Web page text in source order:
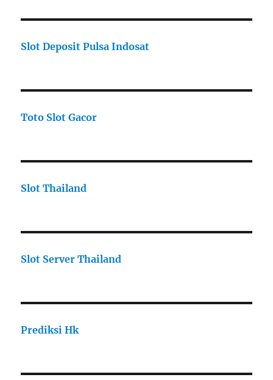
Slot Deposit Pulsa Indosat
Toto Slot Gacor
Slot Thailand
Slot Server Thailand
Prediksi Hk